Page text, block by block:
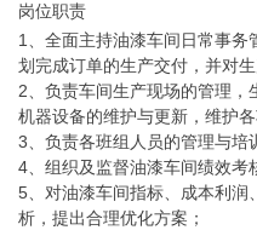
岗位职责
1、全面主持油漆车间日常事
划完成订单的生产交付，并对生
2、负责车间生产现场的管理，
机器设备的维护与更新，维护
3、负责各班组人员的管理与培
4、组织及监督油漆车间绩效考
5、对油漆车间指标、成本利润
析，提出合理优化方案；